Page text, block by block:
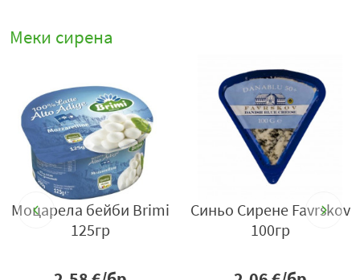
Меки сирена
Моцарела бейби Brimi
125гр
Синьо Сирене Favrskov
100гр